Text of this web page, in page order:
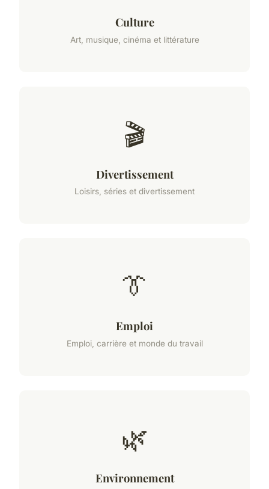
Culture
Art, musique, cinéma et littérature
🎬
Divertissement
Loisirs, séries et divertissement
👔
Emploi
Emploi, carrière et monde du travail
🌿
Environnement